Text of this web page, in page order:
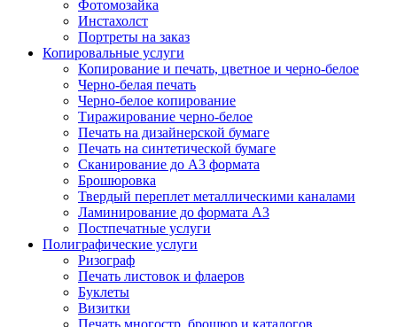
Фотомозайка
Инстахолст
Портреты на заказ
Копировальные услуги
Копирование и печать, цветное и черно-белое
Черно-белая печать
Черно-белое копирование
Тиражирование черно-белое
Печать на дизайнерской бумаге
Печать на синтетической бумаге
Сканирование до A3 формата
Брошюровка
Твердый переплет металлическими каналами
Ламинирование до формата А3
Постпечатные услуги
Полиграфические услуги
Ризограф
Печать листовок и флаеров
Буклеты
Визитки
Печать многостр. брошюр и каталогов